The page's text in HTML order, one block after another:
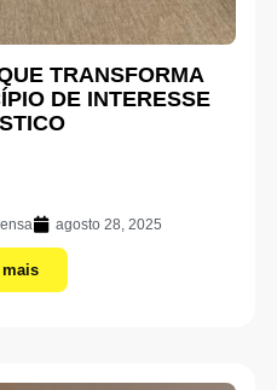
TRANSFORMA
DE INTERESSE
agosto 28, 2025
mais